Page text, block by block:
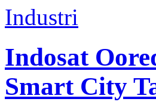
Industri
Indosat
Smart City